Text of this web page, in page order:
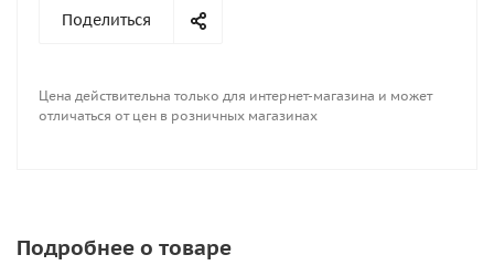
Рулевое колесо устанавливается только при наличии
регулятора наклонного X.52.
Поделиться
Цена действительна только для интернет-магазина и может
отличаться от цен в розничных магазинах
Подробнее о товаре